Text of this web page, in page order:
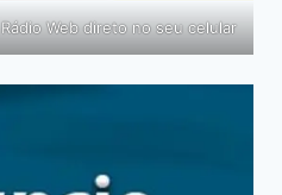
Web direto no seu celular